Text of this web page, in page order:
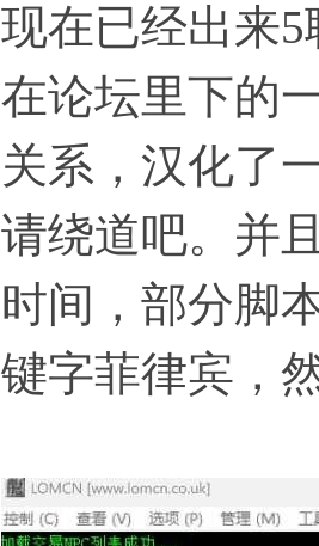
现在已经出来
在论坛里下的
关系，汉化了
请绕道吧。并
时间，部分脚
键字菲律宾，